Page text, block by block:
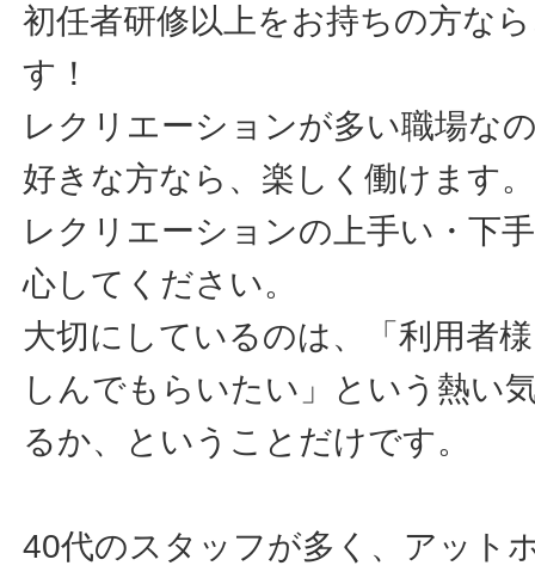
初任者研修以上をお持ちの方な
す！
レクリエーションが多い職場な
好きな方なら、楽しく働けます。
レクリエーションの上手い・下
心してください。
大切にしているのは、「利用者
しんでもらいたい」という熱い
るか、ということだけです。
40代のスタッフが多く、アット